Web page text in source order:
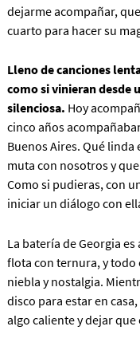
dejarme acompañar,
cuarto para hacer su
Lleno de canciones
como si vinieran desde
silenciosa. Hoy
cinco años
Buenos Aires. Qué linda
muta con nosotros y
Como si pudieras, con
iniciar un diálogo con
La batería de Georgia
flota con ternura, y todo
niebla y nostalgia.
disco para estar en
algo caliente y dejar